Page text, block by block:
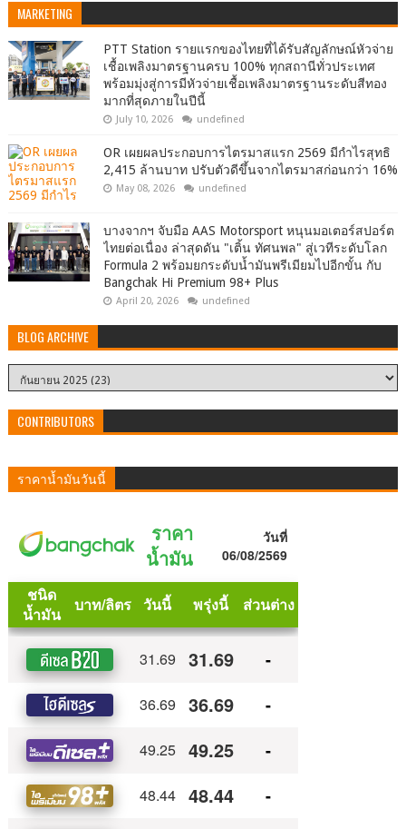
MARKETING
PTT Station รายแรกของไทยที่ได้รับสัญลักษณ์หัวจ่าย
เชื้อเพลิงมาตรฐานครบ 100% ทุกสถานีทั่วประเทศ
พร้อมมุ่งสู่การมีหัวจ่ายเชื้อเพลิงมาตรฐานระดับสีทอง
มากที่สุดภายในปีนี้
July 10, 2026 undefined
OR เผยผลประกอบการไตรมาสแรก 2569 มีกำไรสุทธิ
2,415 ล้านบาท ปรับตัวดีขึ้นจากไตรมาสก่อนกว่า 16%
May 08, 2026 undefined
บางจากฯ จับมือ AAS Motorsport หนุนมอเตอร์สปอร์ต
ไทยต่อเนื่อง ล่าสุดดัน "เติ้น ทัศนพล" สู่เวทีระดับโลก
Formula 2 พร้อมยกระดับน้ำมันพรีเมียมไปอีกขั้น กับ
Bangchak Hi Premium 98+ Plus
April 20, 2026 undefined
BLOG ARCHIVE
CONTRIBUTORS
ราคาน้ำมันวันนี้